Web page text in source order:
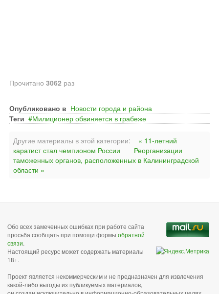
Прочитано 3062 раз
Опубликовано в Новости города и района
Теги
Милиционер обвиняется в грабеже
Другие материалы в этой категории:
« 11-летний
каратист стал чемпионом России
Реорганизации
таможенных органов, расположенных в Калининградской
области »
Обо всех замеченных ошибках при работе сайта
просьба сообщать при помощи формы обратной
связи.
Настоящий ресурс может содержать материалы
18+.
Проект является некоммерческим и не предназначен для извлечения
какой-либо выгоды из публикуемых материалов,